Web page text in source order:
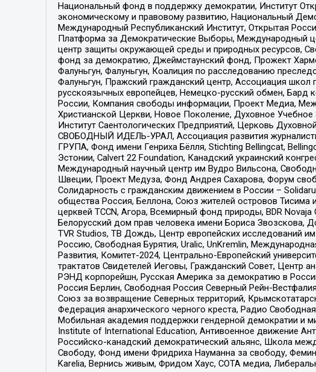
Национальный фонд в поддержку демократии, Институт
экономическому и правовому развитию, Национальный
Международный Республиканский Институт, Открытая
Платформа за Демократические Выборы, Международный
центр защиты окружающей среды и природных ресурсов,
фонд за демократию, Джеймстаунский фонд, Прожект
Фалуньгун, Фалуньгун, Коалиция по расследованию
Фалуньгун, Пражский гражданский центр, Ассоциация
русскоязычных европейцев, Немецко-русский обмен,
России, Компания свободы информации, Проект Медиа,
Христианской Церкви, Новое Поколение, Духовное
Институт Саентологических Предприятий, Церковь
СВОБОДНЫЙ ИДЕЛЬ-УРАЛ, Ассоциация развития
ГРУПА, Фонд имени Генриха Бёлля, Stichting Bellingcat,
Эстонии, Calvert 22 Foundation, Канадский украинский
Международный научный центр им Вудро Вильсона,
Швеции, Проект Медуза, Фонд Андрея Сахарова, Форум
Солидарность с гражданским движением в России –
общества Россия, Беллона, Союз жителей островов
церквей TCCN, Агора, Всемирный фонд природы, BDR
Белорусский дом прав человека имени Бориса Звозскова,
TVR Studios, ТВ Дождь, Центр европейских исследований
Россию, Свободная Бурятия, Uralic, UnKremlin,
Развития, Комитет-2024, Центрально-Европейский
трактатов Свидетелей Иеговы, Гражданский Совет, Центр
РЭНД корпорейшн, Русская Америка за демократию в
Россия Берлин, Свободная Россия Северный Рейн-
Союз за возвращение Северных территорий,
Федерация анархического черного креста, Радио
Мобильная академия поддержки гендерной демократии и
Institute of International Education, Антивоенное движение
Российско-канадский демократический альянс, Школа
Свободу, Фонд имени Фридриха Науманна за свободу,
Karelia, Вернись живым, Фридом Хаус, СОТА медиа,